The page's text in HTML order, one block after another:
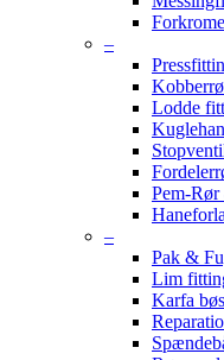
–
Lodde
Pem-
–
Pak &
Lim
Karfa